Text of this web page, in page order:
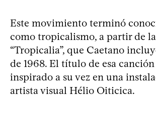
Este movimiento terminó
como tropicalismo, a partir de
“Tropicalia”, que Caetano
de 1968. El título de esa
inspirado a su vez en una
artista visual Hélio Oiticica.